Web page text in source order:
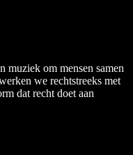
muziek om mensen samen
we rechtstreeks met
dat recht doet aan